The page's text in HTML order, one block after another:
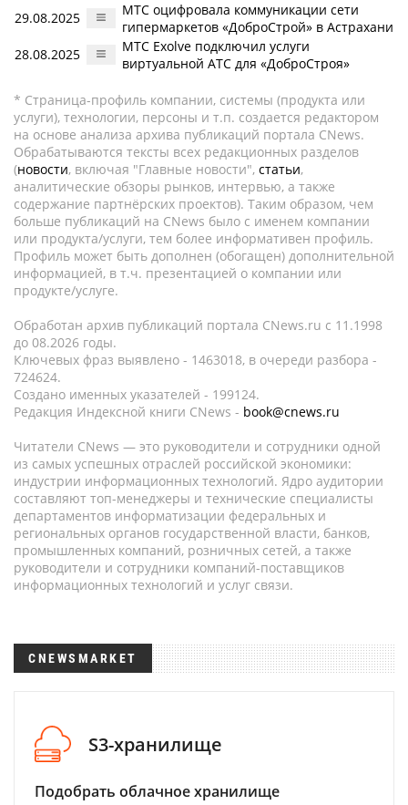
29.08.2025
МТС оцифровала коммуникации сети
гипермаркетов «ДоброСтрой» в Астрахани
28.08.2025
МТС Exolve подключил услуги
виртуальной АТС для «ДоброСтроя»
* Страница-профиль компании, системы (продукта или
услуги), технологии, персоны и т.п. создается редактором
на основе анализа архива публикаций портала CNews.
Обрабатываются тексты всех редакционных разделов
(новости, включая "Главные новости", статьи,
аналитические обзоры рынков, интервью, а также
содержание партнёрских проектов). Таким образом, чем
больше публикаций на CNews было с именем компании
или продукта/услуги, тем более информативен профиль.
Профиль может быть дополнен (обогащен) дополнительной
информацией, в т.ч. презентацией о компании или
продукте/услуге.
Обработан архив публикаций портала CNews.ru c 11.1998
до 08.2026 годы.
Ключевых фраз выявлено - 1463018, в очереди разбора -
724624.
Создано именных указателей - 199124.
Редакция Индексной книги CNews - book@cnews.ru
Читатели CNews — это руководители и сотрудники одной
из самых успешных отраслей российской экономики:
индустрии информационных технологий. Ядро аудитории
составляют топ-менеджеры и технические специалисты
департаментов информатизации федеральных и
региональных органов государственной власти, банков,
промышленных компаний, розничных сетей, а также
руководители и сотрудники компаний-поставщиков
информационных технологий и услуг связи.
CNEWSMARKET
S3-хранилище
Подобрать облачное хранилище